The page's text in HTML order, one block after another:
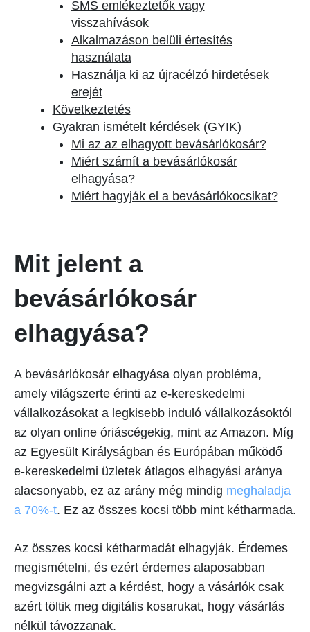
SMS emlékeztetők vagy
visszahívások
Alkalmazáson belüli értesítés
használata
Használja ki az újracélzó hirdetések
erejét
Következtetés
Gyakran ismételt kérdések (GYIK)
Mi az az elhagyott bevásárlókosár?
Miért számít a bevásárlókosár
elhagyása?
Miért hagyják el a bevásárlókocsikat?
Mit jelent a
bevásárlókosár
elhagyása?
A bevásárlókosár elhagyása olyan probléma,
amely világszerte érinti az e-kereskedelmi
vállalkozásokat a legkisebb induló vállalkozásoktól
az olyan online óriáscégekig, mint az Amazon. Míg
az Egyesült Királyságban és Európában működő
e-kereskedelmi üzletek átlagos elhagyási aránya
alacsonyabb, ez az arány még mindig meghaladja
a 70%-t. Ez az összes kocsi több mint kétharmada.
Az összes kocsi kétharmadát elhagyják. Érdemes
megismételni, és ezért érdemes alaposabban
megvizsgálni azt a kérdést, hogy a vásárlók csak
azért töltik meg digitális kosarukat, hogy vásárlás
nélkül távozzanak.